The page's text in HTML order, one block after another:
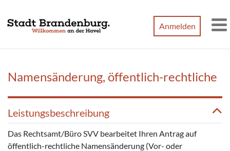
Anmelden
Namensänderung, öffentlich-rechtliche
Leistungsbeschreibung
Das Rechtsamt/Büro SVV bearbeitet Ihren Antrag auf
öffentlich-rechtliche Namensänderung (Vor- oder